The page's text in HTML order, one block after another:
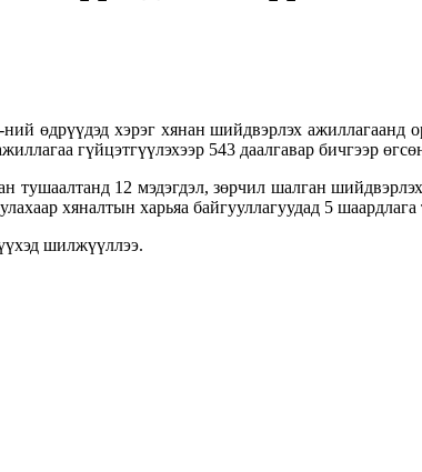
өдрүүдэд хэрэг хянан шийдвэрлэх ажиллагаанд
гүйцэтгүүлэхээр 543 даалгавар бичгээр
тушаалтанд 12 мэдэгдэл, зөрчил шалган
хяналтын харьяа байгууллагуудад 5
шилжүүллээ.